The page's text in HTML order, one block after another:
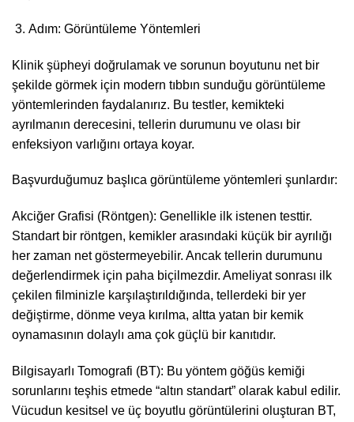
Adım: Görüntüleme Yöntemleri
Klinik şüpheyi doğrulamak ve sorunun boyutunu net bir
şekilde görmek için modern tıbbın sunduğu görüntüleme
yöntemlerinden faydalanırız. Bu testler, kemikteki
ayrılmanın derecesini, tellerin durumunu ve olası bir
enfeksiyon varlığını ortaya koyar.
Başvurduğumuz başlıca görüntüleme yöntemleri şunlardır:
Akciğer Grafisi (Röntgen): Genellikle ilk istenen testtir.
Standart bir röntgen, kemikler arasındaki küçük bir ayrılığı
her zaman net göstermeyebilir. Ancak tellerin durumunu
değerlendirmek için paha biçilmezdir. Ameliyat sonrası ilk
çekilen filminizle karşılaştırıldığında, tellerdeki bir yer
değiştirme, dönme veya kırılma, altta yatan bir kemik
oynamasının dolaylı ama çok güçlü bir kanıtıdır.
Bilgisayarlı Tomografi (BT): Bu yöntem göğüs kemiği
sorunlarını teşhis etmede “altın standart” olarak kabul edilir.
Vücudun kesitsel ve üç boyutlu görüntülerini oluşturan BT,